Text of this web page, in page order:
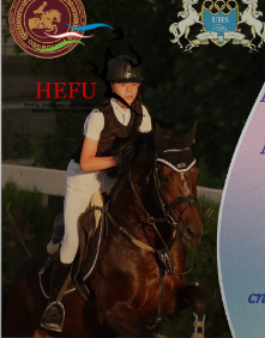
Перейти
к
содержимому